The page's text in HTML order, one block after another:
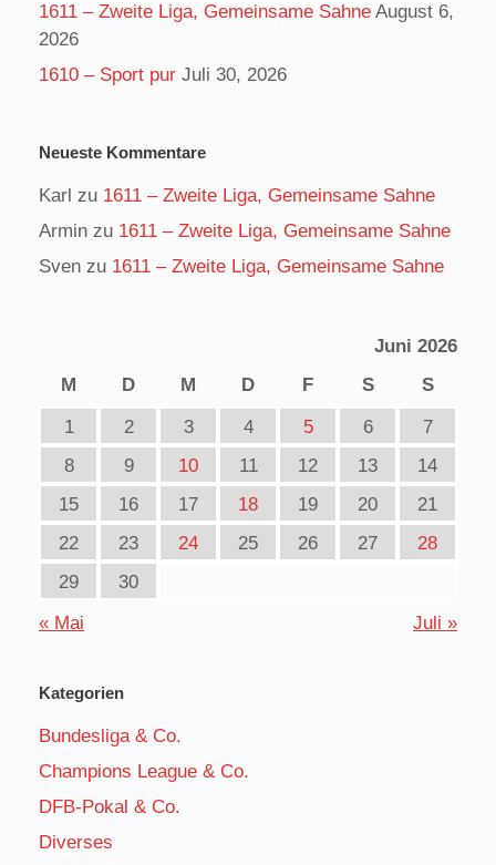
1611 – Zweite Liga, Gemeinsame Sahne August 6,
2026
1610 – Sport pur Juli 30, 2026
Neueste Kommentare
Karl zu 1611 – Zweite Liga, Gemeinsame Sahne
Armin zu 1611 – Zweite Liga, Gemeinsame Sahne
Sven zu 1611 – Zweite Liga, Gemeinsame Sahne
Juni 2026
M
D M D F S
S
1
2 3 4 5 6
7
8
9 10 11 12 13
14
15
16 17 18 19 20
21
22
23 24 25 26 27
28
29
30
« Mai
Juli »
Kategorien
Bundesliga & Co.
Champions League & Co.
DFB-Pokal & Co.
Diverses